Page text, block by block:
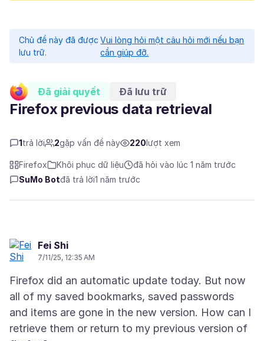
Chủ đề này đã được
lưu trữ.
Vui lòng hỏi một câu hỏi mới nếu bạn
cần giúp đỡ.
Đã giải quyết Đã lưu trữ
Firefox previous data retrieval
1trả lời 2gặp vấn đề này 220lượt xem
Firefox Khôi phục dữ liệu
đã hỏi vào lúc 1 năm trước
SuMo Botđã trả lời1 năm trước
Fei Shi
7/11/25, 12:35 AM
Firefox did an automatic update today. But now
all of my saved bookmarks, saved passwords
and items are gone in the new version. How can I
retrieve them or return to my previous version of